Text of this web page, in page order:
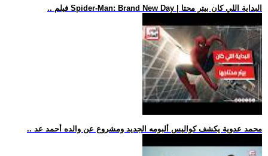
.. فيلم Spider-Man: Brand New Day | البداية اللي كان بيتر محتا
.. محمد عدوية يكشف كواليس ألبومه الجديد ومشروع عن والده أحمد عد